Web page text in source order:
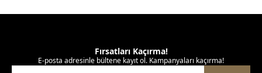
Fırsatları Kaçırma!
E-posta adresinle bültene kayıt ol. Kampanyaları kaçırma!